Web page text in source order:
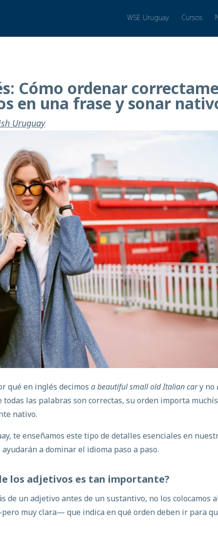
WSE Uruguay Cursos
Cómo ordenar
en una frase y sonar
Uruguay
qué en inglés decimosa beautiful small old Italian cary no
todas las palabras son correctas, suorden importa
nativo.
te enseñamos este tipo de detalles esenciales en
a dominar el idioma paso a paso.
los adjetivos es tan importante?
de un adjetivo antes de un sustantivo, no los colocamos
muy clara— que indica en qué orden deben ir para